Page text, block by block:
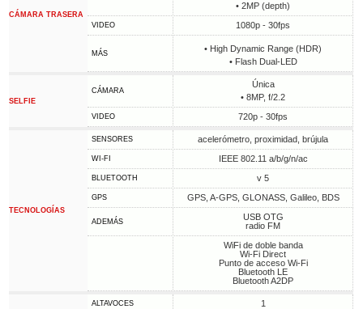
CÁMARA TRASERA
• 2MP (depth)
VIDEO 1080p - 30fps
MÁS
• High Dynamic Range (HDR)
• Flash Dual-LED
SELFIE
CÁMARA
Única
• 8MP, f/2.2
VIDEO 720p - 30fps
TECNOLOGÍAS
SENSORES acelerómetro, proximidad, brújula
WI-FI IEEE 802.11 a/b/g/n/ac
BLUETOOTH v 5
GPS GPS, A-GPS, GLONASS, Galileo, BDS
ADEMÁS
USB OTG
radio FM
WiFi de doble banda
Wi-Fi Direct
Punto de acceso Wi-Fi
Bluetooth LE
Bluetooth A2DP
ALTAVOCES 1